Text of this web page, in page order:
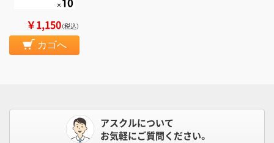
￥1,150（税込）
カゴへ
アスクルについて
お気軽にご質問ください。